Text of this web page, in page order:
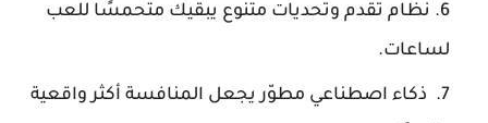
نظام تقدم وتحديات متنوع يبقيك متحمسًا للعب
لساعات.
ذكاء اصطناعي مطوّر يجعل المنافسة أكثر واقعية